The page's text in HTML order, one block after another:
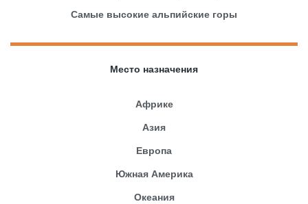
Самые высокие альпийские горы
Место назначения
Африке
Азия
Европа
Южная Америка
Океания